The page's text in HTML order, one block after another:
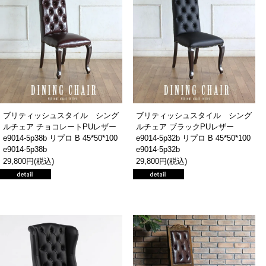
ブリティッシュスタイル シング
ルチェア チョコレートPUレザー
e9014-5p38b リプロ B 45*50*100
e9014-5p38b
29,800円(税込)
ブリティッシュスタイル シング
ルチェア ブラックPUレザー
e9014-5p32b リプロ B 45*50*100
e9014-5p32b
29,800円(税込)